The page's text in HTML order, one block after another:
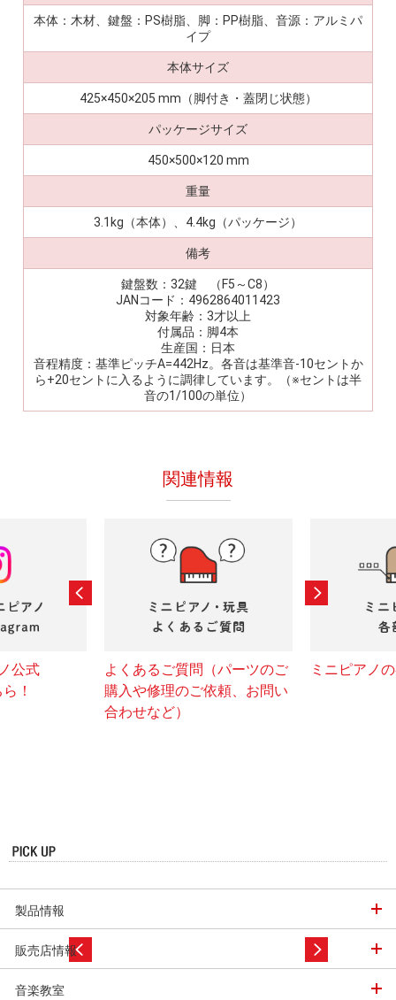
本体：木材、鍵盤：PS樹脂、脚：PP樹脂、音源：アルミパ
イプ
本体サイズ
425×450×205 mm（脚付き・蓋閉じ状態）
パッケージサイズ
450×500×120 mm
重量
3.1kg（本体）、4.4kg（パッケージ）
備考
鍵盤数：32鍵 （F5～C8）
JANコード：4962864011423
対象年齢：3才以上
付属品：脚4本
生産国：日本
音程精度：基準ピッチA=442Hz。各音は基準音-10セントか
ら+20セントに入るように調律しています。（※セントは半
音の1/100の単位）
関連情報
公式
！
よくあるご質問（パーツのご
購入や修理のご依頼、お問い
合わせなど）
ミニピアノ
製品情報
販売店情報
音楽教室